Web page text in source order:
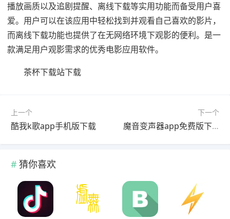
播放画质以及追剧提醒、离线下载等实用功能而备受用户喜
爱。用户可以在该应用中轻松找到并观看自己喜欢的影片，
而离线下载功能也提供了在无网络环境下观影的便利。是一
款满足用户观影需求的优秀电影应用软件。
茶杯下载站下载
上一个
酷我k歌app手机版下载
下一个
魔音变声器app免费版下载
猜你喜欢